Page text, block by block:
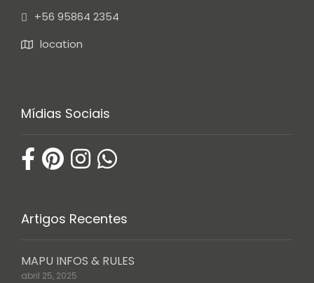
+56 95864 2354
location
Mídias Sociais
Artigos Recentes
MAPU INFOS & RULES
abril 25, 2025